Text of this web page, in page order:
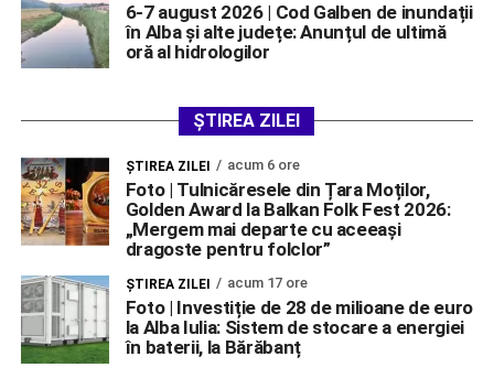
6-7 august 2026 | Cod Galben de inundații
în Alba și alte județe: Anunțul de ultimă
oră al hidrologilor
ȘTIREA ZILEI
ŞTIREA ZILEI acum 6 ore
Foto | Tulnicăresele din Țara Moților,
Golden Award la Balkan Folk Fest 2026:
„Mergem mai departe cu aceeași
dragoste pentru folclor”
ŞTIREA ZILEI acum 17 ore
Foto | Investiție de 28 de milioane de euro
la Alba Iulia: Sistem de stocare a energiei
în baterii, la Bărăbanț